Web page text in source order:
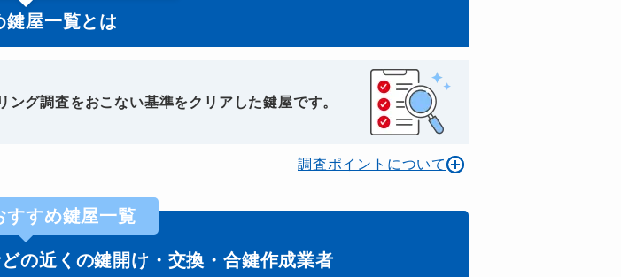
鍵屋一覧とは
グ調査をおこない基準をクリアした鍵屋です。
調査ポイントについて
すすめ鍵屋一覧
の近くの鍵開け・交換・合鍵作成業者